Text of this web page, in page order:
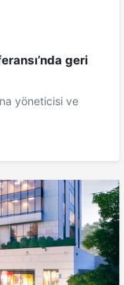
geri
yöneticisi ve